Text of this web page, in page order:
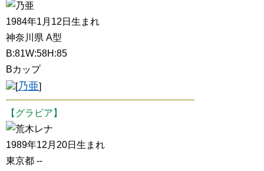
乃亜
1984年1月12日生まれ
神奈川県 A型
B:81W:58H:85
Bカップ
[乃亜]
【グラビア】
荒木レナ
1989年12月20日生まれ
東京都 --